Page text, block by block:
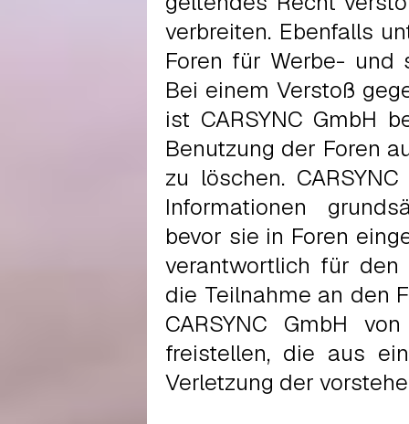
verbreiten. Ebenfalls
Foren für Werbe- und
Bei einem Verstoß
ist CARSYNC GmbH
Benutzung der Foren
zu löschen.
Informationen
bevor sie in Foren
verantwortlich für den
die Teilnahme an den
CARSYNC GmbH
freistellen, die aus
Verletzung der